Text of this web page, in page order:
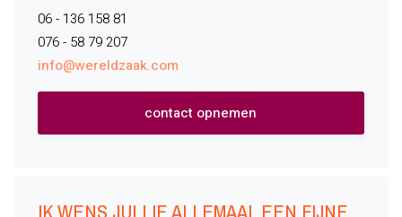
06 - 136 158 81
076 - 58 79 207
info@wereldzaak.com
contact opnemen
IK WENS JULLIE ALLEMAAL EEN FIJNE